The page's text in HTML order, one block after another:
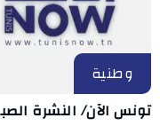
وطنية
تونس الآن/ النشرة